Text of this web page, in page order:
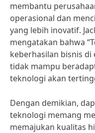
membantu
operasional dan
yang lebih inovatif.
mengatakan bahwa
keberhasilan bisnis di
tidak mampu
teknologi akan
Dengan demikian,
teknologi memang
memajukan kualitas